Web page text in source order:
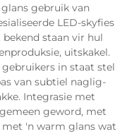
gebruik van
LED-skyfies
staan vir hul
uitskakel.
in staat stel
van subtiel naglig-
Integrasie met
geword, met
'n warm glans wat